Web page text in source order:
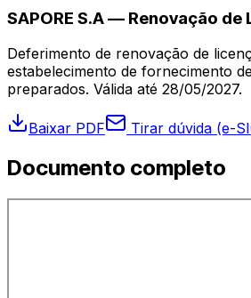
SAPORE S.A — Renovação
Deferimento de renovação de
estabelecimento de fornecimento
preparados. Válida até 28/05/2027.
Baixar PDF Tirar dúvida (e-
Documento completo